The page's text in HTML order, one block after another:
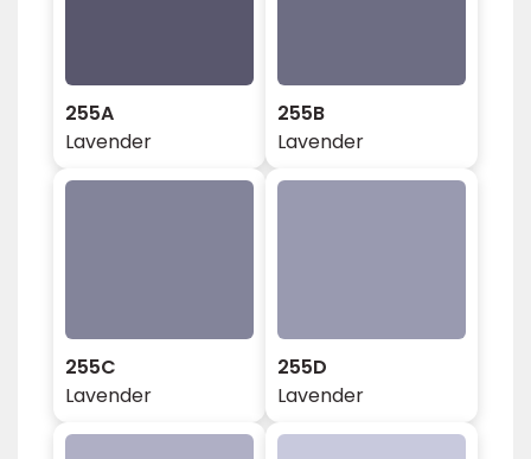
255A
Lavender
255B
Lavender
255C
Lavender
255D
Lavender